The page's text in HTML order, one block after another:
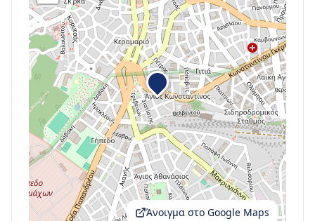
Άνοιγμα στο Google Maps